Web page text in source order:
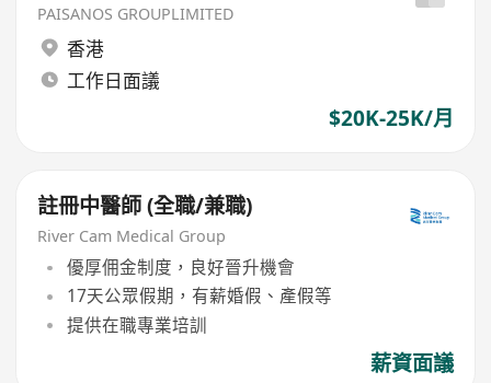
PAISANOS GROUPLIMITED
香港
工作日面議
$20K-25K/月
註冊中醫師 (全職/兼職)
River Cam Medical Group
優厚佣金制度，良好晉升機會
17天公眾假期，有薪婚假、產假等
提供在職專業培訓
薪資面議